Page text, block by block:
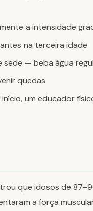
a intensidade
na terceira idade
— beba água
quedas
um educador
que idosos de
a força